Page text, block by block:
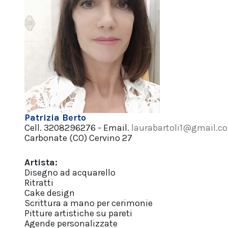
Patrizia Berto
Cell. 3208296276 - Email.
Carbonate (CO) Cervino 27
Artista:
Disegno ad acquarello
Ritratti
Cake design
Scrittura a mano per cerimonie
Pitture artistiche su pareti
Agende personalizzate